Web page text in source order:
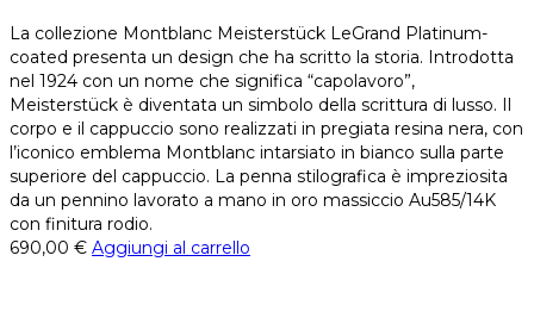
La collezione Montblanc Meisterstück LeGrand Platinum-
coated presenta un design che ha scritto la storia. Introdotta
nel 1924 con un nome che significa “capolavoro”,
Meisterstück è diventata un simbolo della scrittura di lusso. Il
corpo e il cappuccio sono realizzati in pregiata resina nera, con
l’iconico emblema Montblanc intarsiato in bianco sulla parte
superiore del cappuccio. La penna stilografica è impreziosita
da un pennino lavorato a mano in oro massiccio Au585/14K
con finitura rodio.
690,00 € Aggiungi al carrello